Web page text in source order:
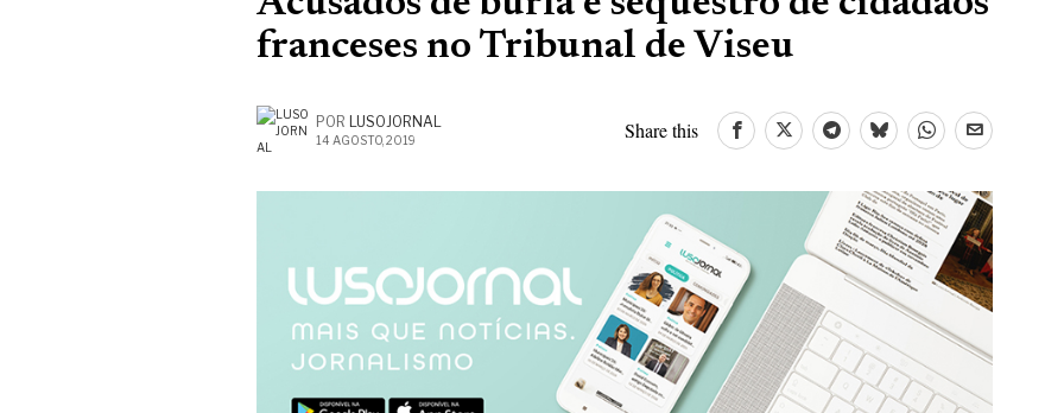
franceses no Tribunal de Viseu
POR LUSOJORNAL
14 AGOSTO, 2019 Share this